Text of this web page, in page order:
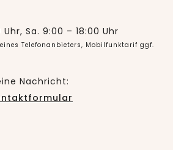
Sa. 9:00 – 18:00 Uhr
Telefonanbieters, Mobilfunktarif ggf.
Nachricht: